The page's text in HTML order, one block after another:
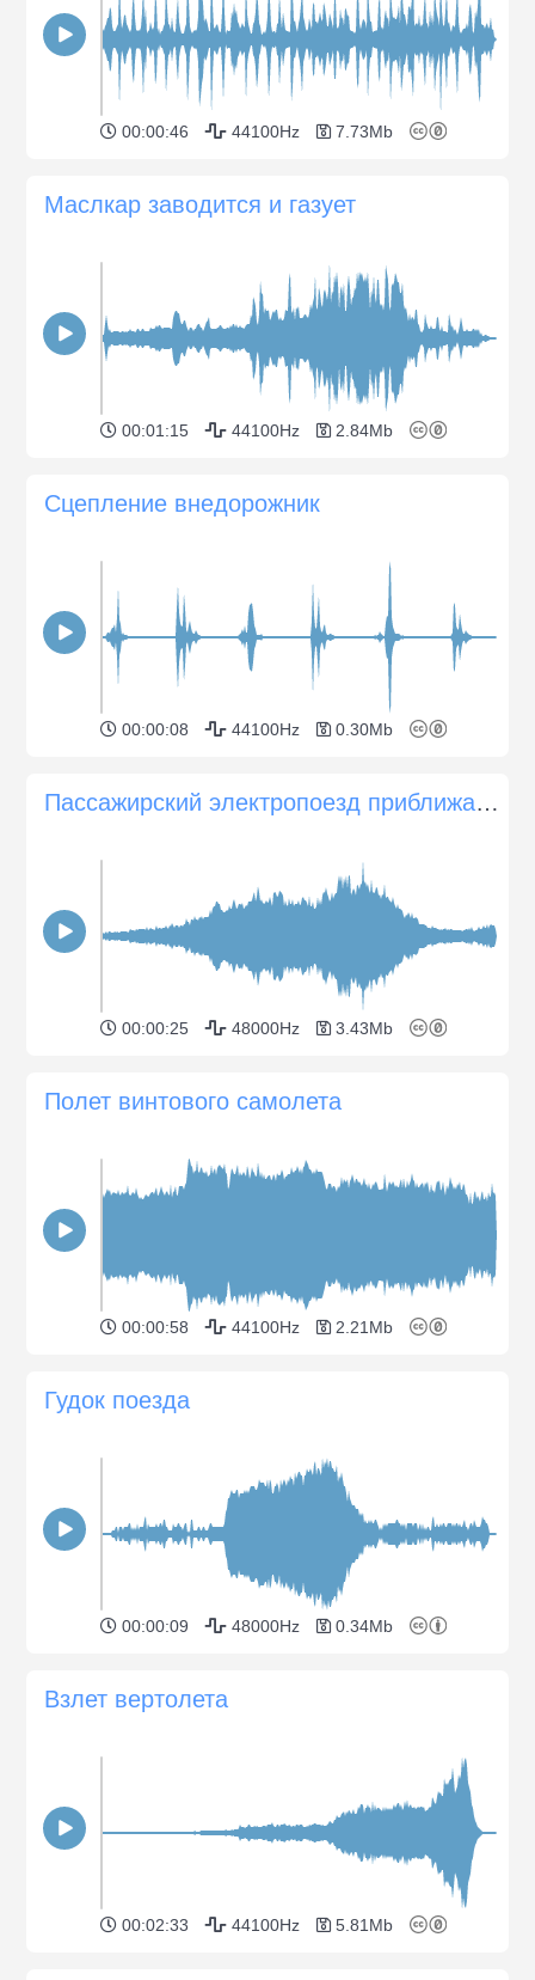
00:00:46 44100Hz 7.73Mb
Маслкар заводится и газует
00:01:15 44100Hz 2.84Mb
Сцепление внедорожник
00:00:08 44100Hz 0.30Mb
Пассажирский электропоезд приближается и проезжает мимо
00:00:25 48000Hz 3.43Mb
Полет винтового самолета
00:00:58 44100Hz 2.21Mb
Гудок поезда
00:00:09 48000Hz 0.34Mb
Взлет вертолета
00:02:33 44100Hz 5.81Mb